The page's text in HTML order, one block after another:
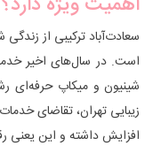
سعادت‌آباد ترکیبی از
است. در سال‌های اخیر
شینیون و میکاپ حرفه‌ای
افزایش داشته و این یعنی